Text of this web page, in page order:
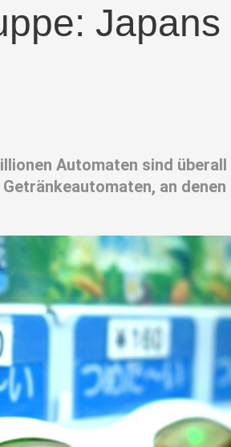
Japans
Automaten sind überall
an denen